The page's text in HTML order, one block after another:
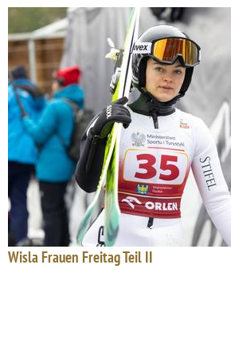
Wisla Frauen Freitag Teil II